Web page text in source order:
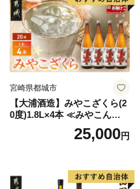
宮崎県都城市
【大浦酒造】みやこざくら(2
0度)1.8L×4本 ≪みやこんじょ
特急便≫_AD-077125,000円